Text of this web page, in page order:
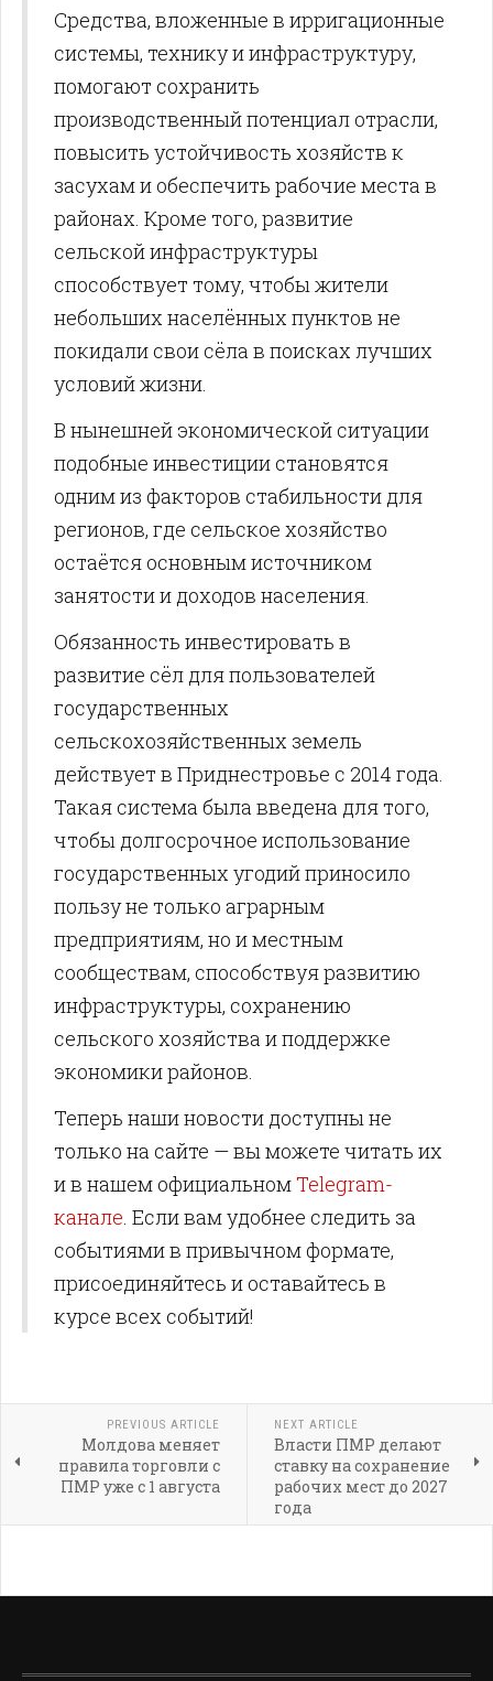
Средства, вложенные в ирригационные
системы, технику и инфраструктуру,
помогают сохранить
производственный потенциал отрасли,
повысить устойчивость хозяйств к
засухам и обеспечить рабочие места в
районах. Кроме того, развитие
сельской инфраструктуры
способствует тому, чтобы жители
небольших населённых пунктов не
покидали свои сёла в поисках лучших
условий жизни.
В нынешней экономической ситуации
подобные инвестиции становятся
одним из факторов стабильности для
регионов, где сельское хозяйство
остаётся основным источником
занятости и доходов населения.
Обязанность инвестировать в
развитие сёл для пользователей
государственных
сельскохозяйственных земель
действует в Приднестровье с 2014 года.
Такая система была введена для того,
чтобы долгосрочное использование
государственных угодий приносило
пользу не только аграрным
предприятиям, но и местным
сообществам, способствуя развитию
инфраструктуры, сохранению
сельского хозяйства и поддержке
экономики районов.
Теперь наши новости доступны не
только на сайте — вы можете читать их
и в нашем официальномTelegram-
канале . Если вам удобнее следить за
событиями в привычном формате,
присоединяйтесь и оставайтесь в
курсе всех событий!
PREVIOUS ARTICLE
Молдова меняет
правила торговли с
ПМР уже с 1 августа
NEXT ARTICLE
Власти ПМР делают
ставку на сохранение
рабочих мест до 2027
года